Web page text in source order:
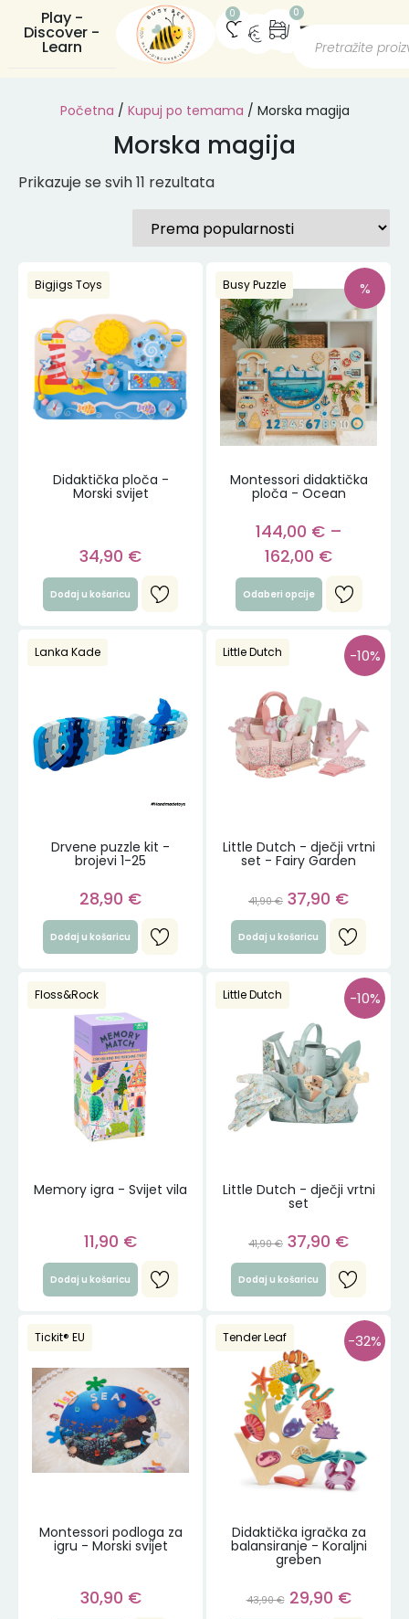
Play -
Discover -
Learn
0 0
Početna / Kupuj po temama / Morska magija
Morska magija
Prikazuje se svih 11 rezultata
Didaktička ploča -
Morski svijet
Bigjigs Toys
34,90 €
Dodaj u košaricu
Montessori didaktička
ploča - Ocean
Busy Puzzle
144,00 € –
162,00 €
Odaberi opcije
%
Drvene puzzle kit -
brojevi 1-25
Lanka Kade
28,90 €
Dodaj u košaricu
Little Dutch - dječji vrtni
set - Fairy Garden
Little Dutch
41,90€ 37,90 €
Dodaj u košaricu
-10%
Memory igra - Svijet vila
Floss&Rock
11,90 €
Dodaj u košaricu
Little Dutch - dječji vrtni
set
Little Dutch
41,90€ 37,90 €
Dodaj u košaricu
-10%
Montessori podloga za
igru - Morski svijet
Tickit® EU
30,90 €
Didaktička igračka za
balansiranje - Koraljni
greben
Tender Leaf
43,90€ 29,90 €
-32%